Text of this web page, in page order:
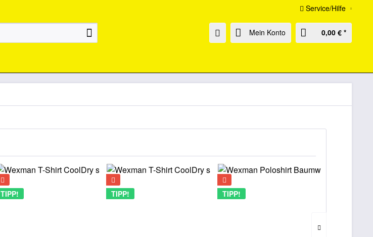
Service/Hilfe
Mein Konto 0,00 € *
TIPP! TIPP! TIPP!